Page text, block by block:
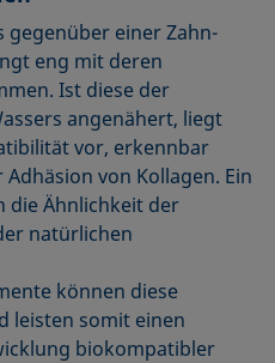
gegenüber einer Zahn-
eng mit deren
Ist diese der
angenähert, liegt
vor, erkennbar
von Kollagen. Ein
die Ähnlichkeit der
natürlichen
können diese
leisten somit einen
biokompatibler